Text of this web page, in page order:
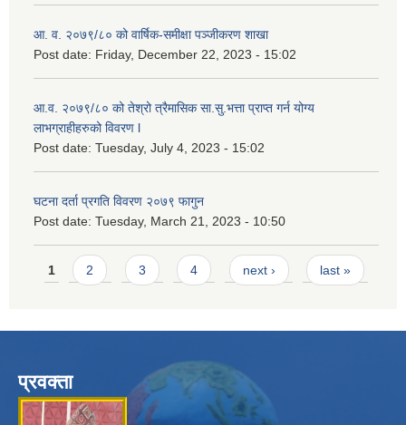
आ. व. २०७९/८० को वार्षिक-समीक्षा पञ्जीकरण शाखा
Post date: Friday, December 22, 2023 - 15:02
आ.व. २०७९/८० को तेश्रो त्रैमासिक सा.सु.भ‍त्ता प्राप्त गर्न योग्य
लाभग्राहीहरुको विवरण l
Post date: Tuesday, July 4, 2023 - 15:02
घटना दर्ता प्रगति विवरण २०७९ फागुन
Post date: Tuesday, March 21, 2023 - 10:50
Pages
1 2 3 4 next › last »
प्रवक्ता